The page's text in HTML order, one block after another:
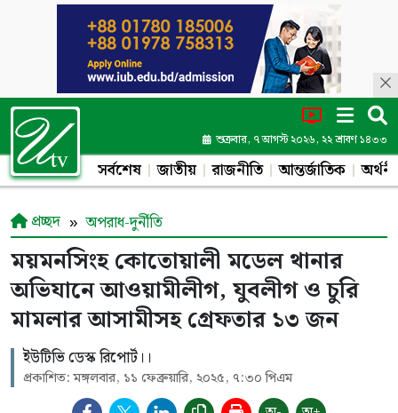
শুক্রবার, ৭ আগস্ট ২০২৬, ২২ শ্রাবণ ১৪৩৩
সর্বশেষ জাতীয় রাজনীতি আন্তর্জাতিক
প্রচ্ছদ অপরাধ-দুর্নীতি
ময়মনসিংহ কোতোয়ালী মডেল থানার
অভিযানে আওয়ামীলীগ, যুবলীগ ও চুরি
মামলার আসামীসহ গ্রেফতার ১৩ জন
ইউটিভি ডেস্ক রিপোর্ট।।
প্রকাশিত: মঙ্গলবার, ১১ ফেব্রুয়ারি, ২০২৫, ৭:৩০ পিএম